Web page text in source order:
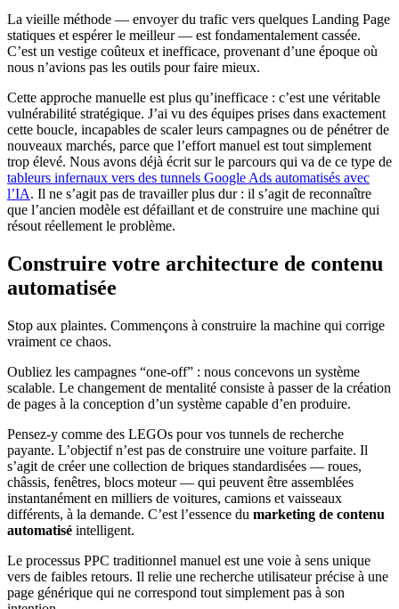
La vieille méthode — envoyer du trafic vers quelques Landing Page
statiques et espérer le meilleur — est fondamentalement cassée.
C’est un vestige coûteux et inefficace, provenant d’une époque où
nous n’avions pas les outils pour faire mieux.
Cette approche manuelle est plus qu’inefficace : c’est une véritable
vulnérabilité stratégique. J’ai vu des équipes prises dans exactement
cette boucle, incapables de scaler leurs campagnes ou de pénétrer de
nouveaux marchés, parce que l’effort manuel est tout simplement
trop élevé. Nous avons déjà écrit sur le parcours qui va de ce type de
tableurs infernaux vers des tunnels Google Ads automatisés avec
l’IA. Il ne s’agit pas de travailler plus dur : il s’agit de reconnaître
que l’ancien modèle est défaillant et de construire une machine qui
résout réellement le problème.
Construire votre architecture de contenu
automatisée
Stop aux plaintes. Commençons à construire la machine qui corrige
vraiment ce chaos.
Oubliez les campagnes “one-off” : nous concevons un système
scalable. Le changement de mentalité consiste à passer de la création
de pages à la conception d’un système capable d’en produire.
Pensez-y comme des LEGOs pour vos tunnels de recherche
payante. L’objectif n’est pas de construire une voiture parfaite. Il
s’agit de créer une collection de briques standardisées — roues,
châssis, fenêtres, blocs moteur — qui peuvent être assemblées
instantanément en milliers de voitures, camions et vaisseaux
différents, à la demande. C’est l’essence du marketing de contenu
automatisé intelligent.
Le processus PPC traditionnel manuel est une voie à sens unique
vers de faibles retours. Il relie une recherche utilisateur précise à une
page générique qui ne correspond tout simplement pas à son